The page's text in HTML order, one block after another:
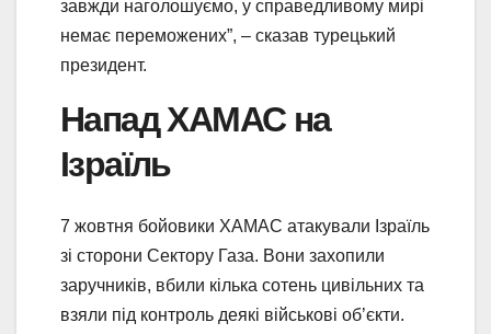
завжди наголошуємо, у справедливому мирі
немає переможених”, – сказав турецький
президент.
Напад ХАМАС на
Ізраїль
7 жовтня бойовики ХАМАС атакували Ізраїль
зі сторони Сектору Газа. Вони захопили
заручників, вбили кілька сотень цивільних та
взяли під контроль деякі військові об’єкти.